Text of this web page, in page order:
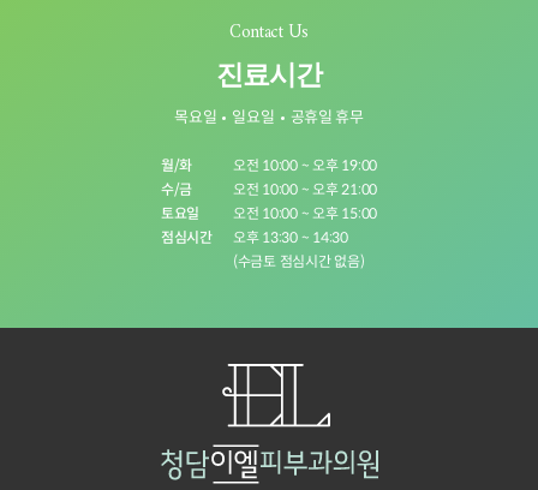
Contact Us
진료시간
목요일 일요일 공휴일 휴무
월/화
오전 10:00 ~ 오후 19:00
수/금
오전 10:00 ~ 오후 21:00
토요일
오전 10:00 ~ 오후 15:00
점심시간
오후 13:30 ~ 14:30
(수금토 점심시간 없음)